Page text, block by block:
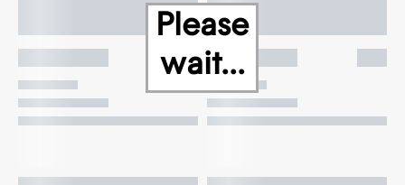
Please
wait...